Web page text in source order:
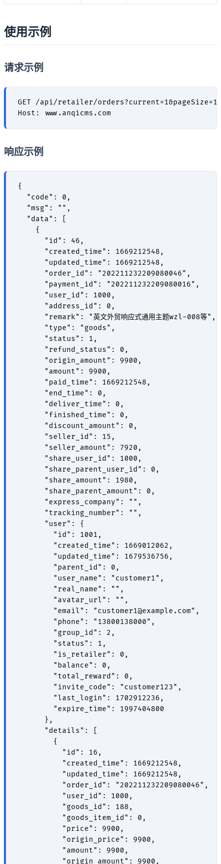
使用示例
请求示例
GET /api/retailer/
响应示例
{
  "code": 0,
  "msg": "",
  "data": [
    {
      "id": 46,
      "created_time": 1669212548,
      "updated_time": 1669212548,
      "order_id": "202211232209080046",
      "payment_id": "202211232209080016",
      "user_id": 1000,
      "address_id": 0,
      "remark": "英文外贸响应式通用主题wzl-008等",
      "type": "goods",
      "status": 1,
      "refund_status": 0,
      "origin_amount": 9900,
      "amount": 9900,
      "paid_time": 1669212548,
      "end_time": 0,
      "deliver_time": 0,
      "finished_time": 0,
      "discount_amount": 0,
      "seller_id": 15,
      "seller_amount": 7920,
      "share_user_id": 1000,
      "share_parent_user_id": 0,
      "share_amount": 1980,
      "share_parent_amount": 0,
      "express_company": "",
      "tracking_number": "",
      "user": {
        "id": 1001,
        "created_time": 1669012062,
        "updated_time": 1679536756,
        "parent_id": 0,
        "user_name": "customer1",
        "real_name": "",
        "avatar_url": "",
        "email": "customer1@example.com",
        "phone": "13800138000",
        "group_id": 2,
        "status": 1,
        "is_retailer": 0,
        "balance": 0,
        "total_reward": 0,
        "invite_code": "customer123",
        "last_login": 1702912236,
        "expire_time": 1997404800
      },
      "details": [
        {
          "id": 16,
          "created_time": 1669212548,
          "updated_time": 1669212548,
          "order_id": "202211232209080046",
          "user_id": 1000,
          "goods_id": 188,
          "goods_item_id": 0,
          "price": 9900,
          "origin_price": 9900,
          "amount": 9900,
          "origin_amount": 9900,